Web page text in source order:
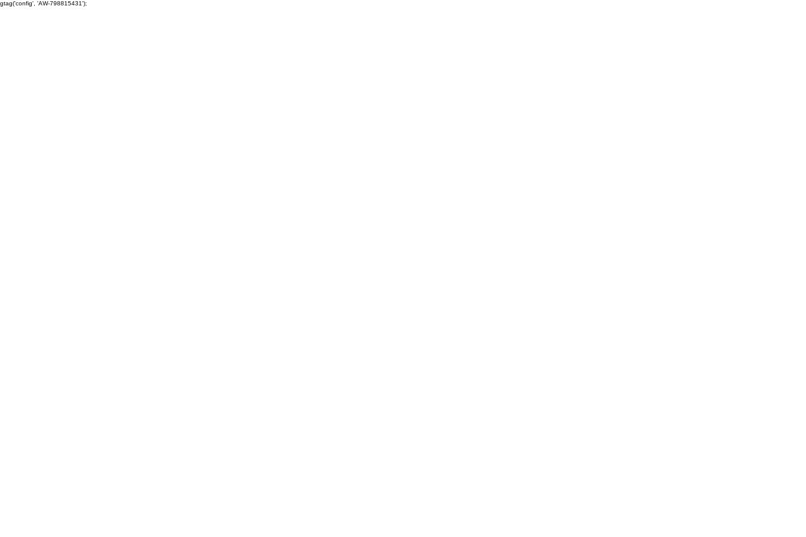
gtag('config', 'AW-798815431');